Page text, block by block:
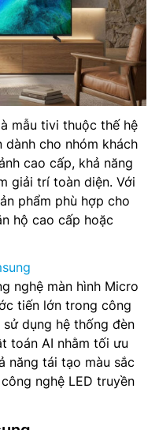
mẫu tivi thuộc thế hệ
cho nhóm khách
cao cấp, khả năng
giải trí toàn diện. Với
phẩm phù hợp cho
hộ cao cấp hoặc
nghệ màn hình Micro
tiến lớn trong công
sử dụng hệ thống đèn
toán AI nhằm tối ưu
năng tái tạo màu sắc
nghệ LED truyền